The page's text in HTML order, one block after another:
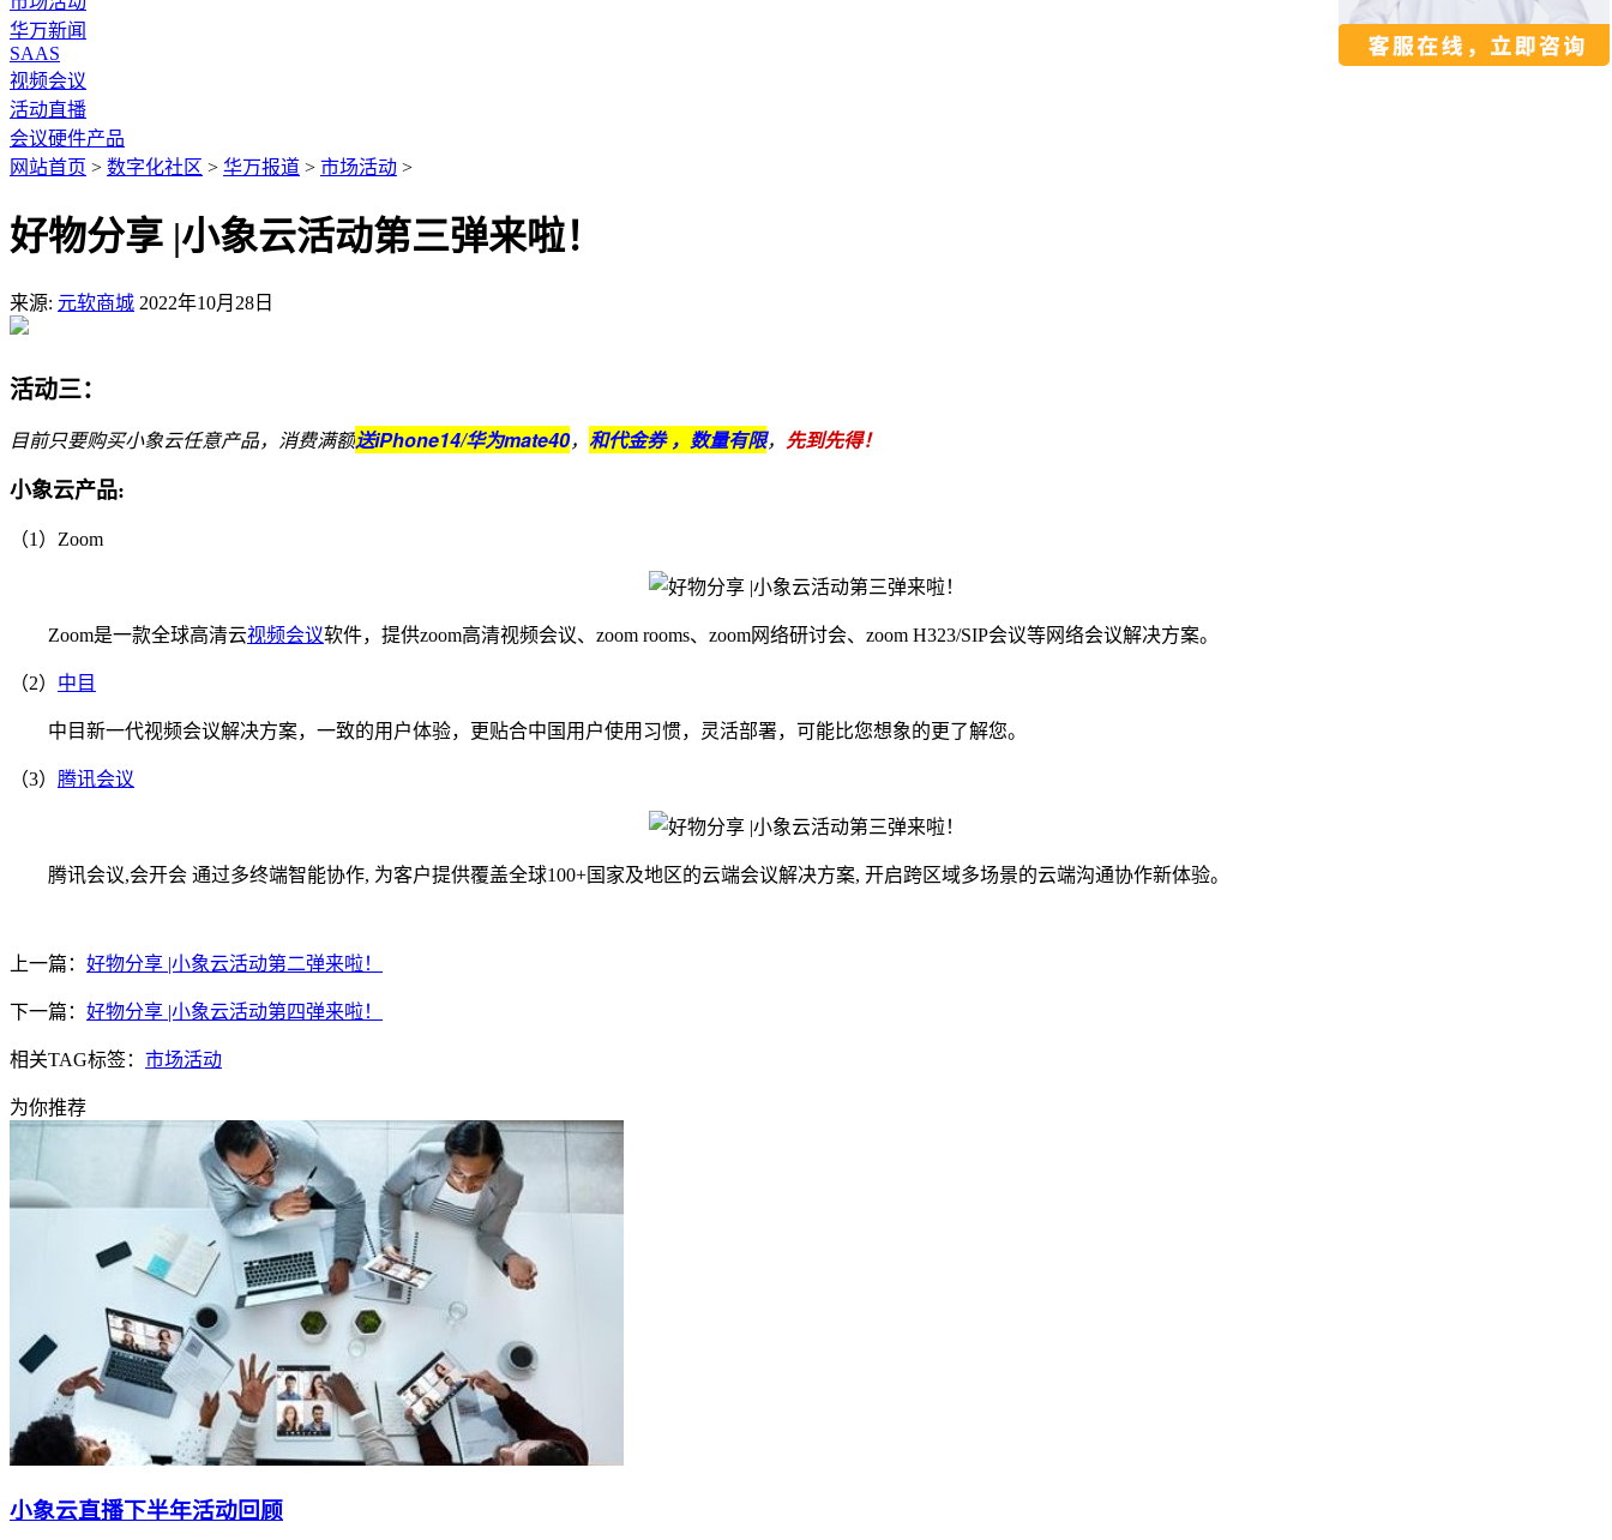
华万新闻
SAAS
视频会议
活动直播
会议硬件产品
网站首页 > 数字化社区 > 华万报道 > 市场活动 >
好物分享 |小象云活动第三弹来啦！
来源: 元软商城 2022年10月28日
活动三：
目前只要购买小象云任意产品， 消费满额送iPhone14/华为mate40， 和代金券 ，数量有限， 先到先得！
小象云产品:
（1）Zoom
Zoom是一款全球高清云视频会议软件，提供zoom高清视频会议、zoom rooms、zoom网络研讨会、zoom H323/SIP会议等网络会议解决方案。
（2） 中目
中目新一代视频会议解决方案，一致的用户体验，更贴合中国用户使用习惯，灵活部署，可能比您想象的更了解您。
（3） 腾讯会议
腾讯会议,会开会 通过多终端智能协作, 为客户提供覆盖全球100+国家及地区的云端会议解决方案, 开启跨区域多场景的云端沟通协作新体验。
上一篇： 好物分享 |小象云活动第二弹来啦！
下一篇： 好物分享 |小象云活动第四弹来啦！
相关TAG标签： 市场活动
为你推荐
小象云直播下半年活动回顾